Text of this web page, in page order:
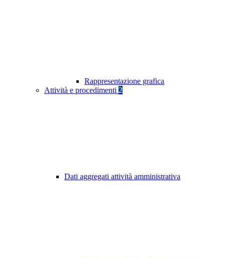
Rappresentazione grafica
Attività e procedimenti 2
Dati aggregati attività amministrativa